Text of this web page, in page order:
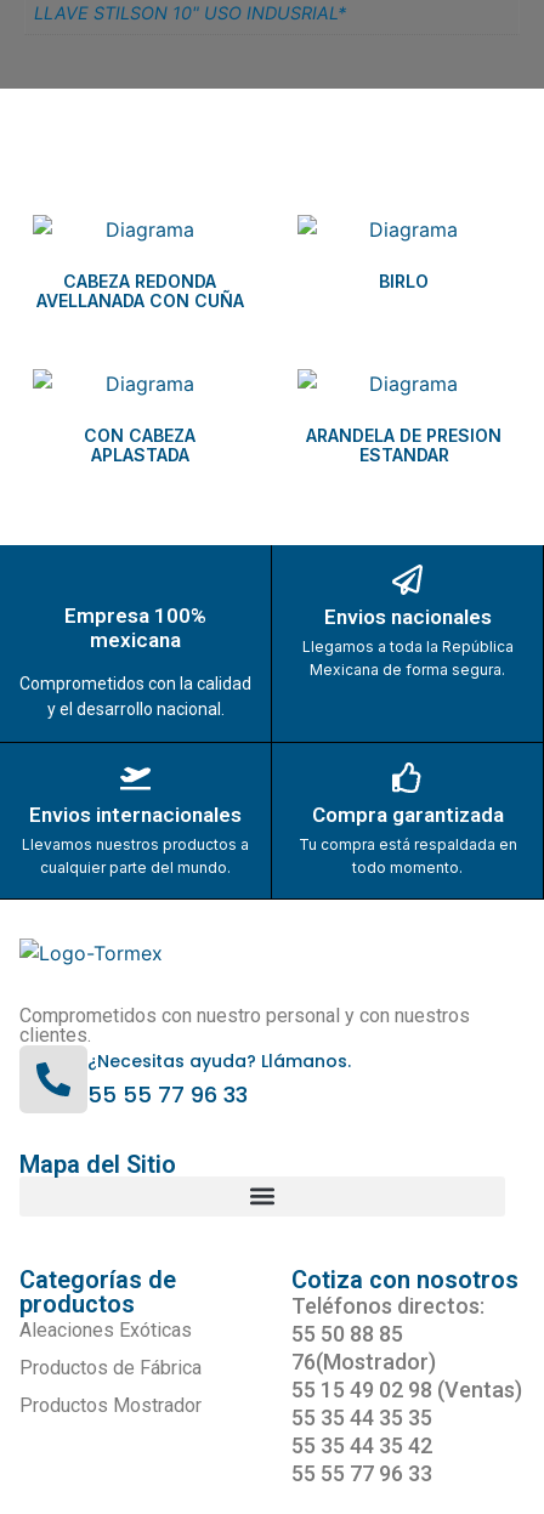
LLAVE STILSON 10" USO INDUSRIAL*
CABEZA REDONDA
AVELLANADA CON CUÑA
BIRLO
CON CABEZA
APLASTADA
ARANDELA DE PRESION
ESTANDAR
Empresa 100%
mexicana
Comprometidos con la calidad
y el desarrollo nacional.
Envios nacionales
Llegamos a toda la República
Mexicana de forma segura.
Envios internacionales
Llevamos nuestros productos a
cualquier parte del mundo.
Compra garantizada
Tu compra está respaldada en
todo momento.
Comprometidos con nuestro personal y con nuestros
clientes.
¿Necesitas ayuda? Llámanos.
55 55 77 96 33
Mapa del Sitio
Categorías de
productos
Aleaciones Exóticas
Productos de Fábrica
Productos Mostrador
Cotiza con nosotros
Teléfonos directos:
55 50 88 85
76(Mostrador)
55 15 49 02 98 (Ventas)
55 35 44 35 35
55 35 44 35 42
55 55 77 96 33